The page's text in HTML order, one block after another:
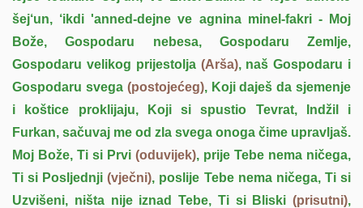
šej‘un, ‘ikdi 'anned-dejne ve agnina minel-fakri - Moj
Bože, Gospodaru nebesa, Gospodaru Zemlje,
Gospodaru velikog prijestolja (Arša), naš Gospodaru i
Gospodaru svega (postojećeg), Koji daješ da sjemenje
i koštice proklijaju, Koji si spustio Tevrat, Indžil i
Furkan, sačuvaj me od zla svega onoga čime upravljaš.
Moj Bože, Ti si Prvi (oduvijek), prije Tebe nema ničega,
Ti si Posljednji(vječni), poslije Tebe nema ničega, Ti si
Uzvišeni, ništa nije iznad Tebe, Ti si Bliski (prisutni),